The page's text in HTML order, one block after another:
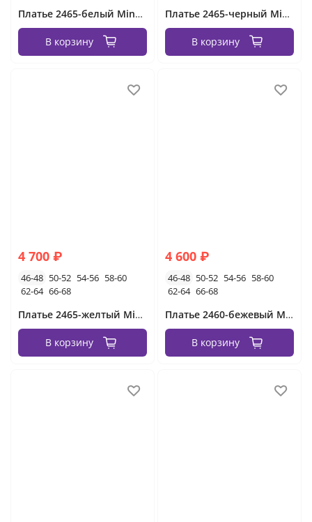
Платье 2465-белый Minova
В корзину
Платье 2465-черный Minova
В корзину
4 700 ₽
46-48 50-52 54-56 58-60
62-64 66-68
Платье 2465-желтый Minova
В корзину
4 600 ₽
46-48 50-52 54-56 58-60
62-64 66-68
Платье 2460-бежевый Minova
В корзину